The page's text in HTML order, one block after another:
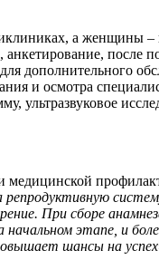
а женщины
после
дополнительного
и осмотра
ультразвуковое
При сборе
начальном этапе, и
шансы на успех